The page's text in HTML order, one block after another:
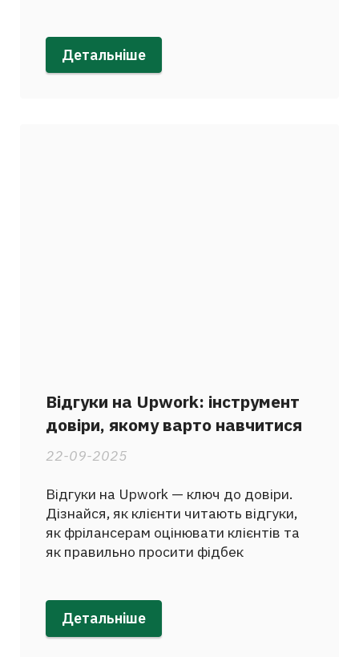
Детальніше
Відгуки на Upwork: інструмент
довіри, якому варто навчитися
22-09-2025
Відгуки на Upwork — ключ до довіри.
Дізнайся, як клієнти читають відгуки,
як фрілансерам оцінювати клієнтів та
як правильно просити фідбек
Детальніше